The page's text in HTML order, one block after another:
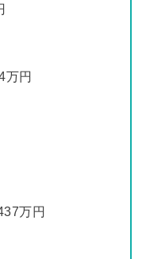
万円
万円